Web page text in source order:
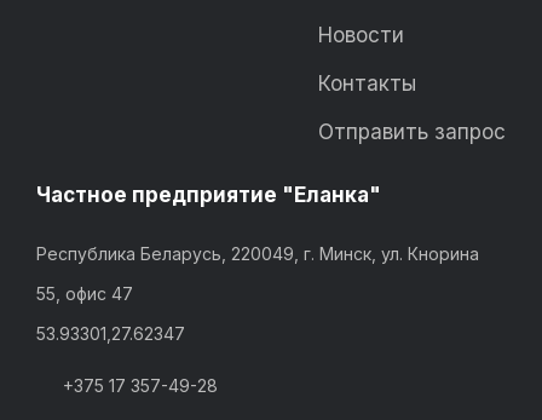
Новости
Контакты
Отправить запрос
Частное предприятие "Еланка"
Республика Беларусь, 220049, г. Минск, ул. Кнорина
55, офис 47
53.93301,27.62347
+375 17 357-49-28